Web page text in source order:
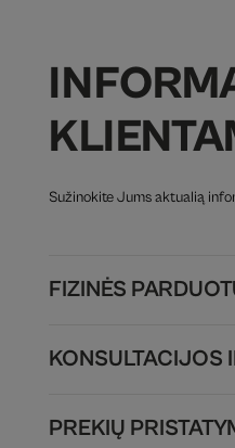
Sužinokite Jums aktualią
FIZINĖS
KONSULTACIJOS
PREKIŲ